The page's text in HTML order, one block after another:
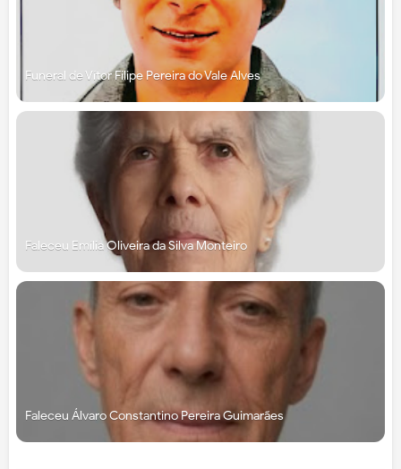
Funeral de Vítor Filipe Pereira do Vale Alves
Faleceu Emília Oliveira da Silva Monteiro
Faleceu Álvaro Constantino Pereira Guimarães